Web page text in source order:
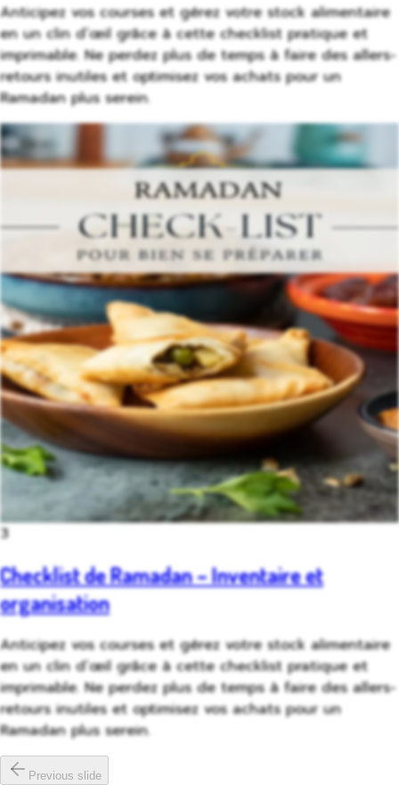
Anticipez vos courses et gérez votre stock alimentaire
en un clin d’œil grâce à cette checklist pratique et
imprimable. Ne perdez plus de temps à faire des allers-
retours inutiles et optimisez vos achats pour un
Ramadan plus serein.
3
Checklist de Ramadan – Inventaire et
organisation
Anticipez vos courses et gérez votre stock alimentaire
en un clin d’œil grâce à cette checklist pratique et
imprimable. Ne perdez plus de temps à faire des allers-
retours inutiles et optimisez vos achats pour un
Ramadan plus serein.
Previous slide